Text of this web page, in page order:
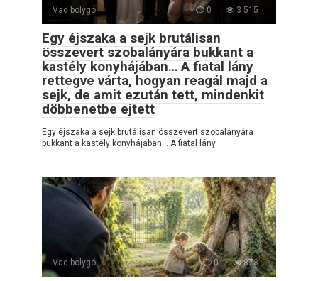
Vad bolygó 0 3 515
Egy éjszaka a sejk brutálisan
összevert szobalányára bukkant a
kastély konyhájában… A fiatal lány
rettegve várta, hogyan reagál majd a
sejk, de amit ezután tett, mindenkit
döbbenetbe ejtett
Egy éjszaka a sejk brutálisan összevert szobalányára
bukkant a kastély konyhájában… A fiatal lány
Vad bolygó 0 878